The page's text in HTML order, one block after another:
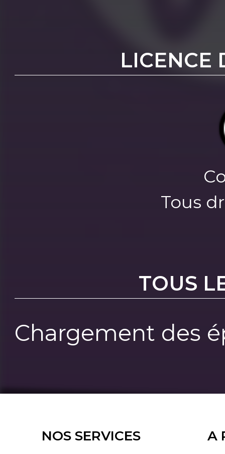
LICENCE
Tous
TOUS
Chargement des
NOS SERVICES A